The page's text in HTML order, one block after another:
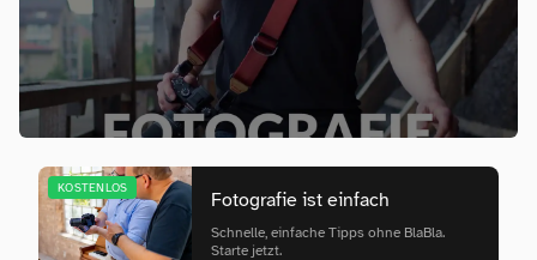
KOSTENLOS
Fotografie ist einfach
Schnelle, einfache Tipps ohne BlaBla.
Starte jetzt.